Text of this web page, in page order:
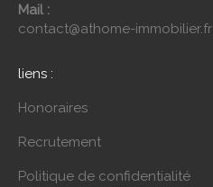
Mail :
contact@athome-immobilier.fr
liens :
Honoraires
Recrutement
Politique de confidentialité